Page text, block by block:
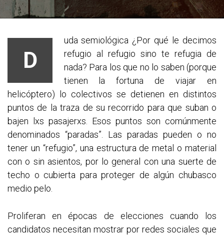
D
uda semiológica ¿Por qué le decimos
refugio al refugio sino te refugia de
nada? Para los que no lo saben (porque
tienen la fortuna de viajar en
helicóptero) lo colectivos se detienen en distintos
puntos de la traza de su recorrido para que suban o
bajen lxs pasajerxs. Esos puntos son comúnmente
denominados “paradas”. Las paradas pueden o no
tener un “refugio”, una estructura de metal o material
con o sin asientos, por lo general con una suerte de
techo o cubierta para proteger de algún chubasco
medio pelo.
Proliferan en épocas de elecciones cuando los
candidatos necesitan mostrar por redes sociales que